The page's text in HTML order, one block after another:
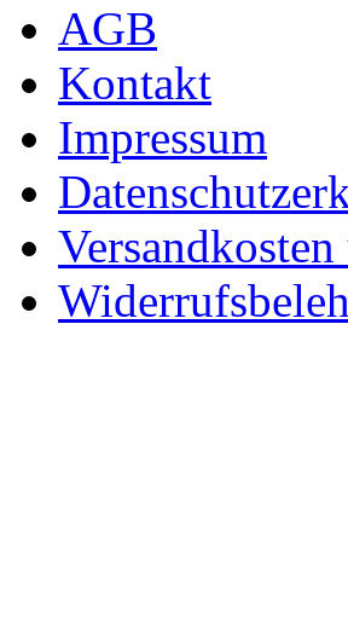
AGB
Kontakt
Impressum